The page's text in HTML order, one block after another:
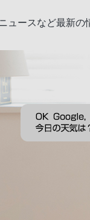
ュースなど最新